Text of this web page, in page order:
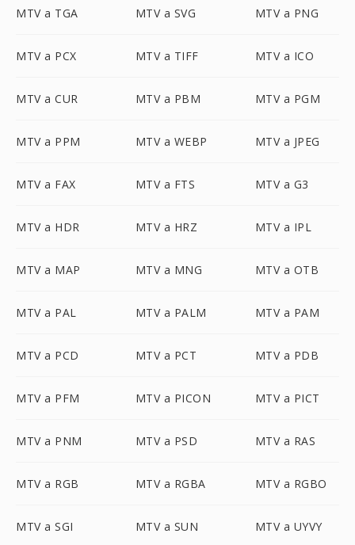
MTV a TGA MTV a SVG MTV a PNG
MTV a PCX MTV a TIFF MTV a ICO
MTV a CUR MTV a PBM MTV a PGM
MTV a PPM MTV a WEBP MTV a JPEG
MTV a FAX MTV a FTS MTV a G3
MTV a HDR MTV a HRZ MTV a IPL
MTV a MAP MTV a MNG MTV a OTB
MTV a PAL MTV a PALM MTV a PAM
MTV a PCD MTV a PCT MTV a PDB
MTV a PFM MTV a PICON MTV a PICT
MTV a PNM MTV a PSD MTV a RAS
MTV a RGB MTV a RGBA MTV a RGBO
MTV a SGI MTV a SUN MTV a UYVY